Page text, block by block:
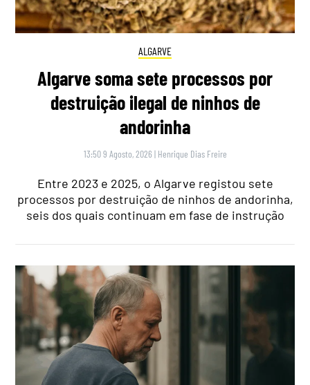
ALGARVE
Algarve soma sete processos por
destruição ilegal de ninhos de
andorinha
13:50 9 Agosto, 2026 | Henrique Dias Freire
Entre 2023 e 2025, o Algarve registou sete
processos por destruição de ninhos de andorinha,
seis dos quais continuam em fase de instrução